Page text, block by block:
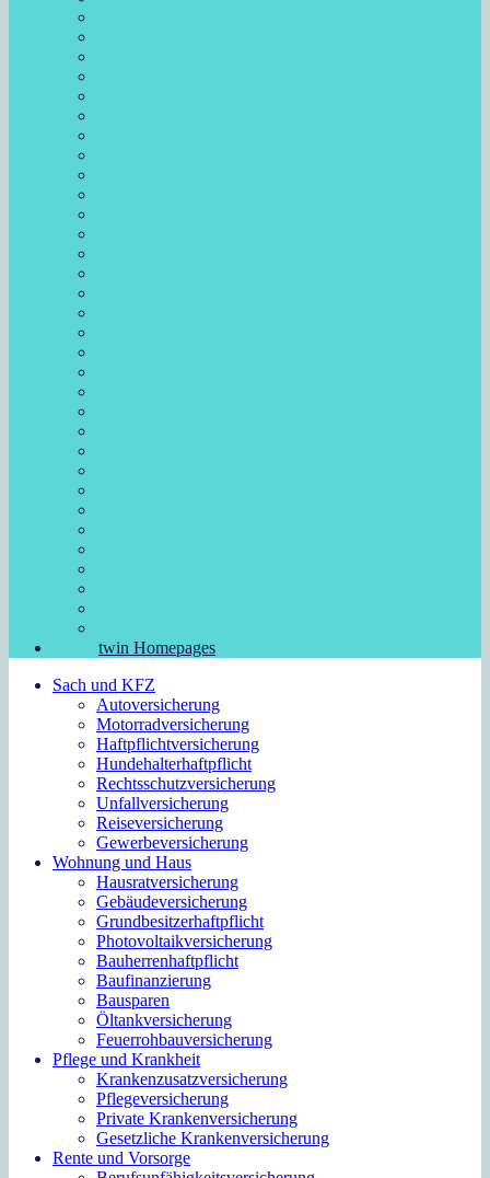
twin Homepages
Sach und KFZ
Autoversicherung
Motorradversicherung
Haftpflichtversicherung
Hundehalterhaftpflicht
Rechtsschutzversicherung
Unfallversicherung
Reiseversicherung
Gewerbeversicherung
Wohnung und Haus
Hausratversicherung
Gebäudeversicherung
Grundbesitzerhaftpflicht
Photovoltaikversicherung
Bauherrenhaftpflicht
Baufinanzierung
Bausparen
Öltankversicherung
Feuerrohbauversicherung
Pflege und Krankheit
Krankenzusatzversicherung
Pflegeversicherung
Private Krankenversicherung
Gesetzliche Krankenversicherung
Rente und Vorsorge